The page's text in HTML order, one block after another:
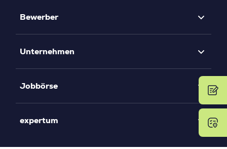
Bewerber
Unternehmen
Jobbörse
expertum